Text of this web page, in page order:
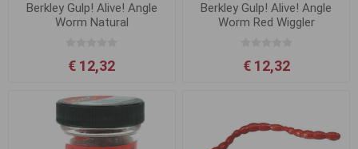
Berkley Gulp! Alive! Angle
Worm Natural
€ 12,32
Berkley Gulp! Alive! Angle
Worm Red Wiggler
€ 12,32